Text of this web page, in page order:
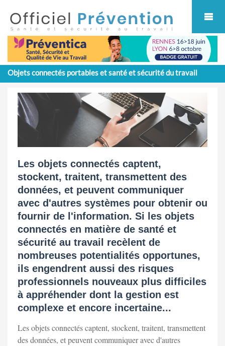
Objets connectés portables et santé et sécurité du travail
Les objets connectés captent,
stockent, traitent, transmettent des
données, et peuvent communiquer
avec d'autres systèmes pour obtenir ou
fournir de l'information. Si les objets
connectés en matière de santé et
sécurité au travail recèlent de
nombreuses potentialités opportunes,
ils engendrent aussi des risques
professionnels nouveaux plus difficiles
à appréhender dont la gestion est
complexe et encore incertaine...
Les objets connectés captent, stockent, traitent, transmettent
des données, et peuvent communiquer avec d'autres